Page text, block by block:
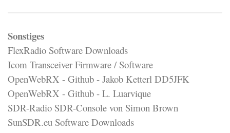
Sonstiges
FlexRadio Software Downloads
Icom Transceiver Firmware / Software
OpenWebRX - Github - Jakob Ketterl DD5JFK
OpenWebRX - Github - L. Luarvique
SDR-Radio SDR-Console von Simon Brown
SunSDR.eu Software Downloads